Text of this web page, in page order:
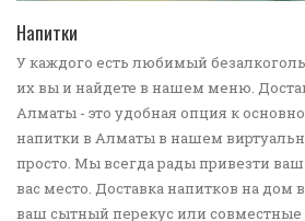
Напитки
У каждого есть любимый
их вы и найдете в нашем меню.
Алматы - это удобная опция к
напитки в Алматы в нашем
просто. Мы всегда рады привезти ваш
вас место. Доставка напитков на
ваш сытный перекус или совместные